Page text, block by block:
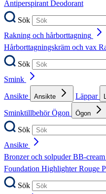
AntiperspirantDeodorant
Sök
Rakning och hårborttagning
Hårborttagningskräm och vax
Sök
Smink
Ansikte
Ansikte Läppar
SminktillbehörÖgon Ögon
Sök
Ansikte
Bronzer och solpuderBB-cream
Foundation HighlighterRouge
Sök